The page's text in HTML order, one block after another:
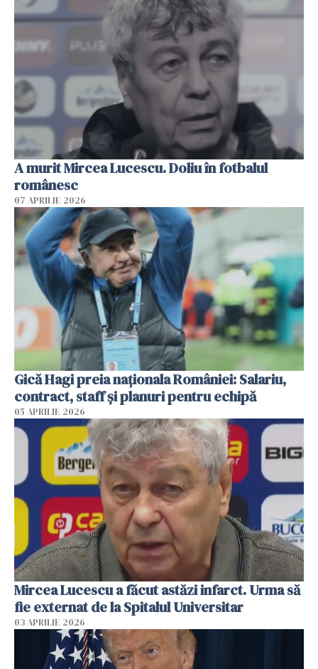
A murit Mircea Lucescu. Doliu în fotbalul
românesc
07 APRILIE 2026
Gică Hagi preia naționala României: Salariu,
contract, staff și planuri pentru echipă
05 APRILIE 2026
Mircea Lucescu a făcut astăzi infarct. Urma să
fie externat de la Spitalul Universitar
03 APRILIE 2026